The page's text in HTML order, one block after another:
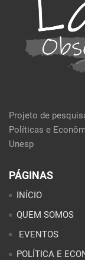
Projeto de
Políticas e
Unesp
PÁGINAS
INÍCIO
QUEM SOMOS
EVENTOS
POLÍTICA E